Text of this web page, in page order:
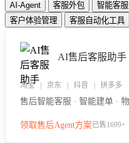
AI-Agent 客服外包 智能客服
客户体验管理
客服自动化工具
AI售后客服助手
淘宝 | 京东 | 抖音 | 拼多多
领取售后Agent方案已售1699+